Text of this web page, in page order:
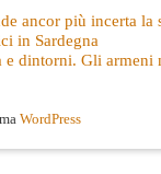
ancor più incerta la
in Sardegna
e dintorni. Gli armeni
WordPress